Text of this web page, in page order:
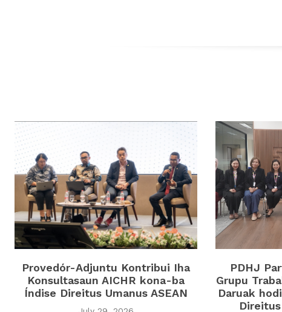
Provedór-Adjuntu Kontribui Iha
Konsultasaun AICHR kona-ba
Índise Direitus Umanus ASEAN
PDHJ
Grupu
Daruak